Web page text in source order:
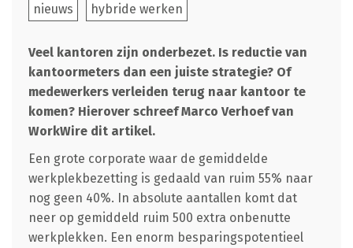
nieuws hybride werken
Veel kantoren zijn onderbezet. Is reductie van
kantoormeters dan een juiste strategie? Of
medewerkers verleiden terug naar kantoor te
komen? Hierover schreef Marco Verhoef van
WorkWire dit artikel.
Een grote corporate waar de gemiddelde
werkplekbezetting is gedaald van ruim 55% naar
nog geen 40%. In absolute aantallen komt dat
neer op gemiddeld ruim 500 extra onbenutte
werkplekken. Een enorm besparingspotentieel